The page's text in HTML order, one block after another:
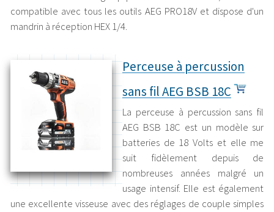
compatible avec tous les outils AEG PRO18V et dispose d'un
mandrin à réception HEX 1/4.
Perceuse à percussion
sans fil AEG BSB 18C
La perceuse à percussion sans fil
AEG BSB 18C est un modèle sur
batteries de 18 Volts et elle me
suit fidèlement depuis de
nombreuses années malgré un
usage intensif. Elle est également
une excellente visseuse avec des réglages de couple simples